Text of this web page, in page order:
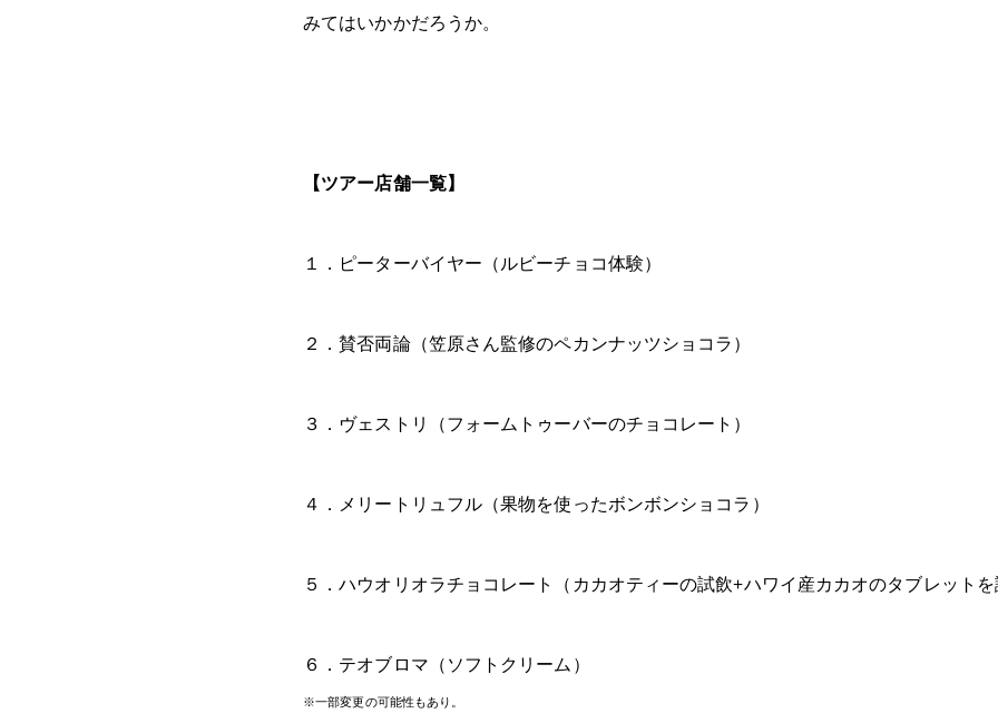
みてはいかかだろうか。
【ツアー店舗一覧】
１．ピーターバイヤー（ルビーチョコ体験）
２．賛否両論（笠原さん監修のペカンナッツショコラ）
３．ヴェストリ（フォームトゥーバーのチョコレート）
４．メリートリュフル（果物を使ったボンボンショコラ）
５．ハウオリオラチョコレート（カカオティーの試飲+ハワイ産カカオのタブレット
６．テオブロマ（ソフトクリーム）
※一部変更の可能性もあり。